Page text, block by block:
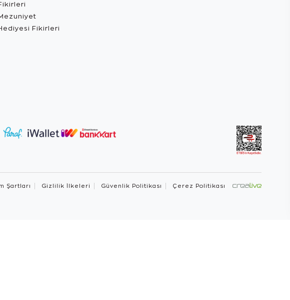
Fikirleri
Şartları Gizlilik İlkeleri Güvenlik Politikası Çerez Politikası